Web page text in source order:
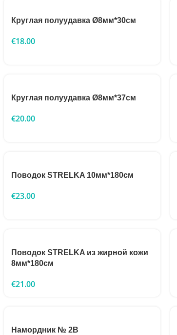
Круглая полуудавка Ø8мм*30см
€18.00
Круглая полуудавка Ø8мм*37см
€20.00
Поводок STRELKA 10мм*180см
€23.00
Поводок STRELKA из жирной кожи
8мм*180см
€21.00
Намордник № 2B